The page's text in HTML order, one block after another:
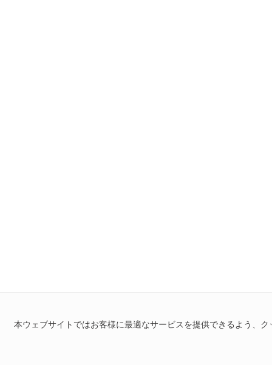
本ウェブサイトではお客様に最適なサービスを提供できるよう、